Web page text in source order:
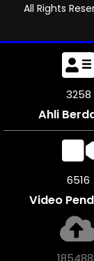
All Rights
3591
Ahli
7182
Video